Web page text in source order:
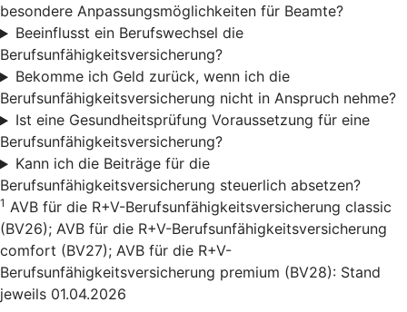
besondere Anpassungsmöglichkeiten für Beamte?
Beeinflusst ein Berufswechsel die
Berufsunfähigkeitsversicherung?
Bekomme ich Geld zurück, wenn ich die
Berufsunfähigkeitsversicherung nicht in Anspruch nehme?
Ist eine Gesundheitsprüfung Voraussetzung für eine
Berufsunfähigkeitsversicherung?
Kann ich die Beiträge für die
Berufsunfähigkeitsversicherung steuerlich absetzen?
1 AVB für die R+V-Berufsunfähigkeitsversicherung classic
(BV26); AVB für die R+V-Berufsunfähigkeitsversicherung
comfort (BV27); AVB für die R+V-
Berufsunfähigkeitsversicherung premium (BV28): Stand
jeweils 01.04.2026